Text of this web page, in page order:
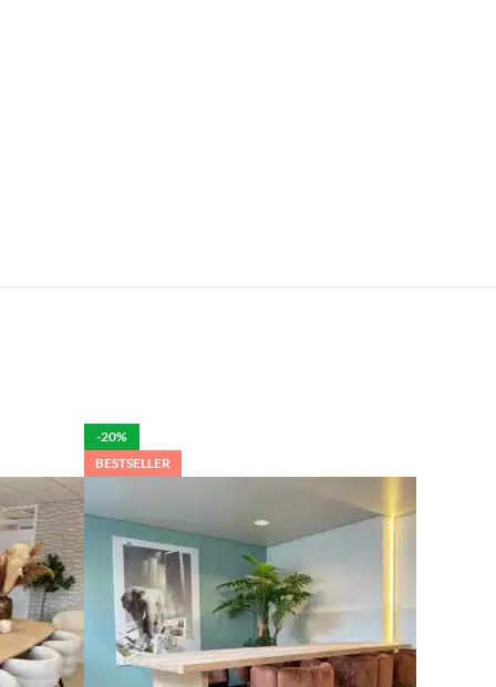
voor de eventuele schade aan het product.
week in rekening brengen.
brengen. De kosten hiervan zijn €59 daar
-20%
BESTSELLER